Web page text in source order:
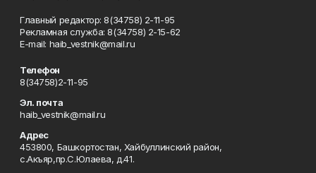
Главный редактор: 8(34758) 2-11-95
Рекламная служба: 8(34758) 2-15-62
Е-mаil: haib_vestnik@mail.ru
Телефон
8(34758)2-11-95
Эл. почта
haib_vestnik@mail.ru
Адрес
453800, Башкортостан, Хайбуллинский район,
с.Акъяр,пр.С.Юлаева, д.41.